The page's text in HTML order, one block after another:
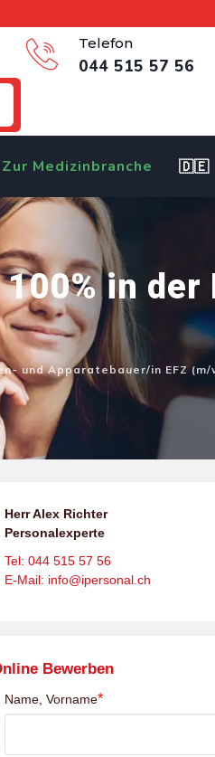
Telefon
044 515 57 56
Zur Medizinbranche 🇩🇪
in der
und Apparatebauer/in EFZ
Herr Alex Richter
Personalexperte
Tel: 044 515 57 56
E-Mail: info@ipersonal.ch
Bewerben
Name, Vorname*